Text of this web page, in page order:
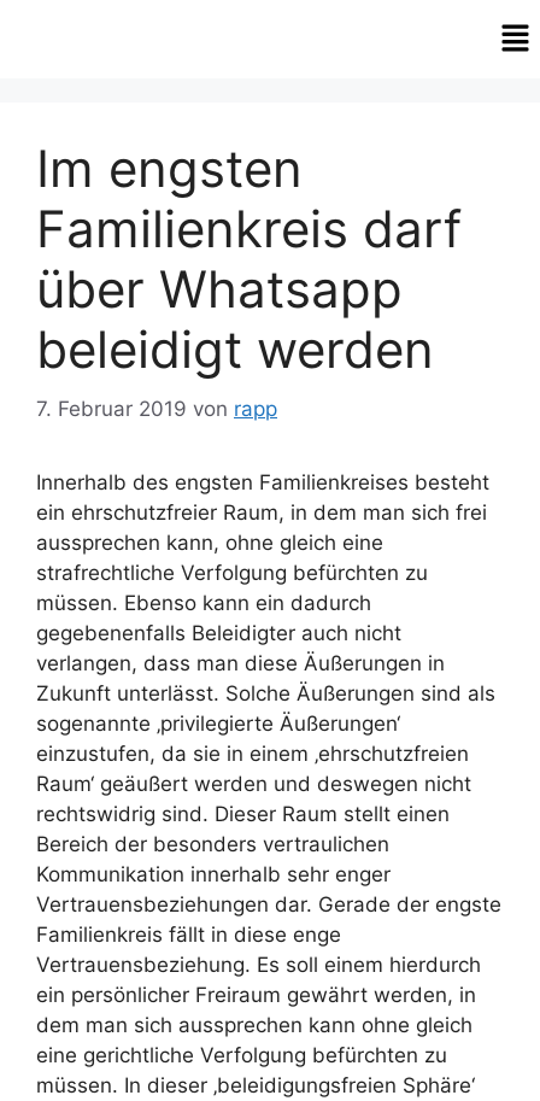
Im engsten
Familienkreis darf
über Whatsapp
beleidigt werden
7. Februar 2019 von rapp
Innerhalb des engsten Familienkreises besteht
ein ehrschutzfreier Raum, in dem man sich frei
aussprechen kann, ohne gleich eine
strafrechtliche Verfolgung befürchten zu
müssen. Ebenso kann ein dadurch
gegebenenfalls Beleidigter auch nicht
verlangen, dass man diese Äußerungen in
Zukunft unterlässt. Solche Äußerungen sind als
sogenannte ‚privilegierte Äußerungen‘
einzustufen, da sie in einem ‚ehrschutzfreien
Raum‘ geäußert werden und deswegen nicht
rechtswidrig sind. Dieser Raum stellt einen
Bereich der besonders vertraulichen
Kommunikation innerhalb sehr enger
Vertrauensbeziehungen dar. Gerade der engste
Familienkreis fällt in diese enge
Vertrauensbeziehung. Es soll einem hierdurch
ein persönlicher Freiraum gewährt werden, in
dem man sich aussprechen kann ohne gleich
eine gerichtliche Verfolgung befürchten zu
müssen. In dieser ‚beleidigungsfreien Sphäre‘